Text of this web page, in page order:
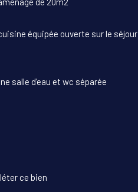
équipée ouverte sur le séjour
salle d'eau et wc séparée
ce bien